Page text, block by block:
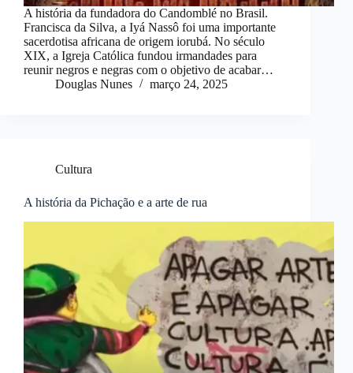
A história da fundadora do Candomblé no Brasil.
Francisca da Silva, a Iyá Nassô foi uma importante
sacerdotisa africana de origem iorubá. No século
XIX, a Igreja Católica fundou irmandades para
reunir negros e negras com o objetivo de acabar…
Douglas Nunes
março 24, 2025
Cultura
A história da Pichação e a arte de rua